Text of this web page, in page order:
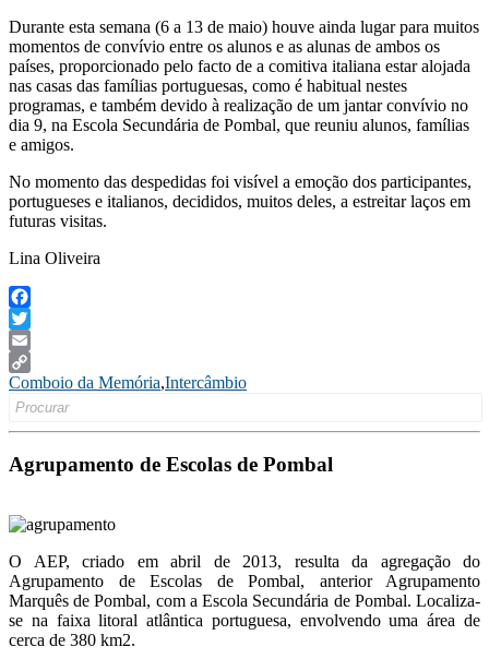
Durante esta semana (6 a 13 de maio) houve ainda lugar para muitos
momentos de convívio entre os alunos e as alunas de ambos os
países, proporcionado pelo facto de a comitiva italiana estar alojada
nas casas das famílias portuguesas, como é habitual nestes
programas, e também devido à realização de um jantar convívio no
dia 9, na Escola Secundária de Pombal, que reuniu alunos, famílias
e amigos.
No momento das despedidas foi visível a emoção dos participantes,
portugueses e italianos, decididos, muitos deles, a estreitar laços em
futuras visitas.
Lina Oliveira
Facebook
Twitter
Email
Copy
Link
Comboio da Memória,Intercâmbio
Search
Agrupamento de Escolas de Pombal
O AEP, criado em abril de 2013, resulta da agregação do
Agrupamento de Escolas de Pombal, anterior Agrupamento
Marquês de Pombal, com a Escola Secundária de Pombal. Localiza-
se na faixa litoral atlântica portuguesa, envolvendo uma área de
cerca de 380 km2.